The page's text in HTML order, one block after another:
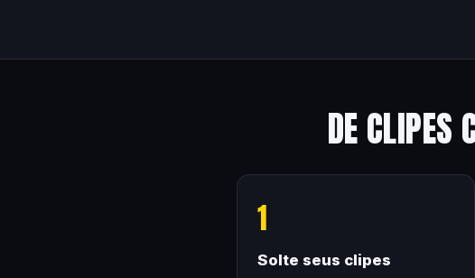
DE CLIPES
1
Solte seus clipes